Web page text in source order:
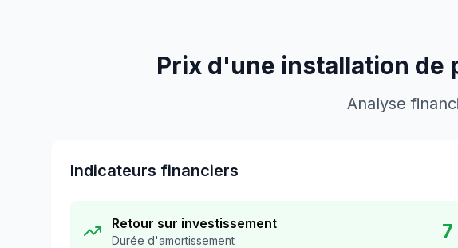
Prix d'une installation de
Analyse
Indicateurs financiers
Retour sur investissement
Durée d'amortissement 7